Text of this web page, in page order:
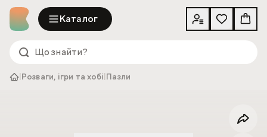
Каталог
Розваги, ігри та хобі Пазли